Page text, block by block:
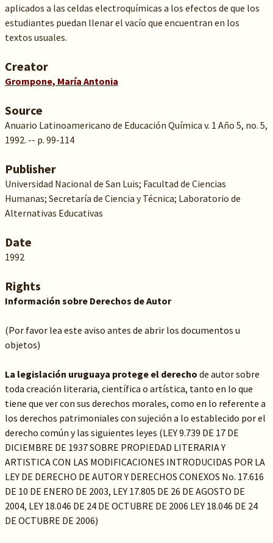
aplicados a las celdas electroquímicas a los efectos de que los
estudiantes puedan llenar el vacío que encuentran en los
textos usuales.
Creator
Grompone, María Antonia
Source
Anuario Latinoamericano de Educación Química v. 1 Año 5, no. 5,
1992. -- p. 99-114
Publisher
Universidad Nacional de San Luis; Facultad de Ciencias
Humanas; Secretaría de Ciencia y Técnica; Laboratorio de
Alternativas Educativas
Date
1992
Rights
Información sobre Derechos de Autor
(Por favor lea este aviso antes de abrir los documentos u
objetos)
La legislación uruguaya protege el derecho de autor sobre
toda creación literaria, científica o artística, tanto en lo que
tiene que ver con sus derechos morales, como en lo referente a
los derechos patrimoniales con sujeción a lo establecido por el
derecho común y las siguientes leyes (LEY 9.739 DE 17 DE
DICIEMBRE DE 1937 SOBRE PROPIEDAD LITERARIA Y
ARTISTICA CON LAS MODIFICACIONES INTRODUCIDAS POR LA
LEY DE DERECHO DE AUTOR Y DERECHOS CONEXOS No. 17.616
DE 10 DE ENERO DE 2003, LEY 17.805 DE 26 DE AGOSTO DE
2004, LEY 18.046 DE 24 DE OCTUBRE DE 2006 LEY 18.046 DE 24
DE OCTUBRE DE 2006)